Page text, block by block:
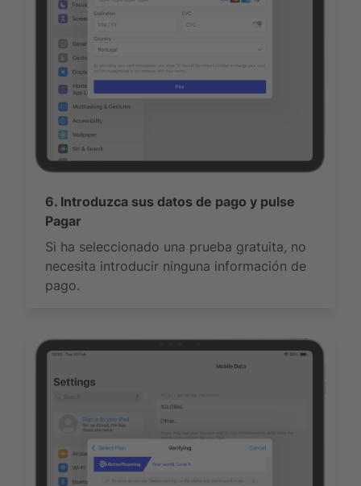
6. Introduzca sus datos de pago y pulse
Pagar
Si ha seleccionado una prueba gratuita, no
necesita introducir ninguna información de
pago.